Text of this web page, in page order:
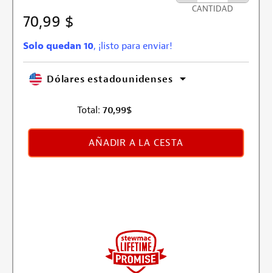
70,99 $
Solo quedan 10, ¡listo para enviar!
CANTIDAD
Dólares estadounidenses
Total: 70,99$
AÑADIR A LA CESTA